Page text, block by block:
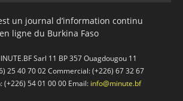
un journal d’information continu
en ligne du Burkina Faso
Sarl 11 BP 357 Ouagdougou 11
25 40 70 02 Commercial: (+226) 67 32 67
(+226) 54 01 00 00 Email: info@minute.bf